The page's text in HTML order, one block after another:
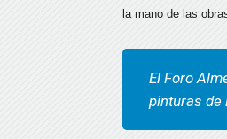
la mano de las
El Foro
pinturas de